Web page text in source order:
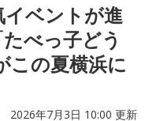
イベントが進
べっ子どう
この夏横浜に
2026年7月3日 10:00 更新